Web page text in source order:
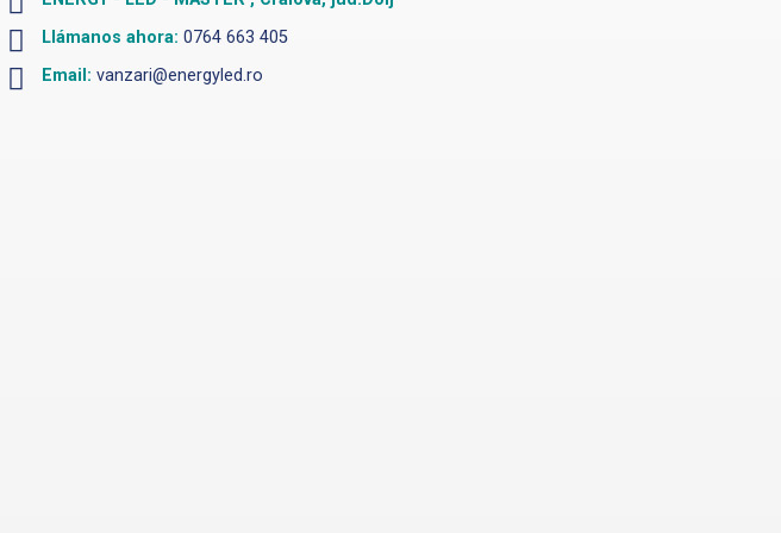
Llámanos ahora: 0764 663 405
Email: vanzari@energyled.ro